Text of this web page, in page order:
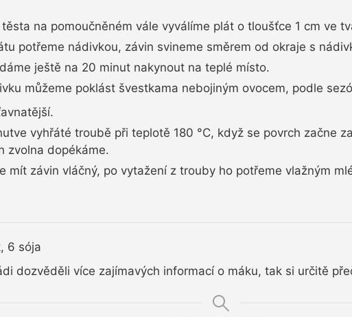
na pomoučněném vále vyválíme plát o tloušťce 1 cm ve
potřeme nádivkou, závin svineme směrem od okraje s
ještě na 20 minut nakynout na teplé místo.
můžeme poklást švestkama nebojiným ovocem, podle
vyhřáté troubě při teplotě 180 °C, když se povrch začne
zvolna dopékáme.
mít závin vláčný, po vytažení z trouby ho potřeme vlažným
6 sója
dozvěděli více zajímavých informací o máku, tak si určitě